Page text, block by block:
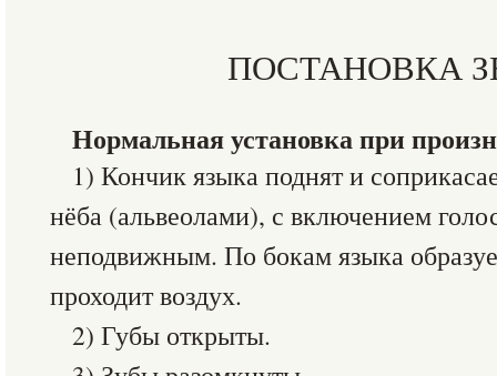
ПОСТАНОВКА
Нормальная установка при
1) Кончик языка поднят и
нёба (альвеолами), с включением
неподвижным. По бокам языка
проходит воздух.
2) Губы открыты.